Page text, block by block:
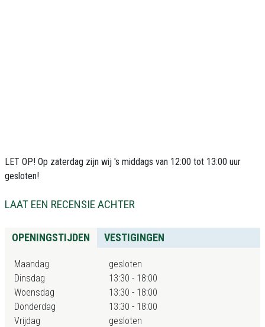
LET OP! Op zaterdag zijn wij 's middags van 12:00 tot 13:00 uur
gesloten!
LAAT EEN RECENSIE ACHTER
OPENINGSTIJDEN VESTIGINGEN
Maandag
gesloten
Dinsdag
13:30 - 18:00
Woensdag
13:30 - 18:00
Donderdag
13:30 - 18:00
Vrijdag
gesloten